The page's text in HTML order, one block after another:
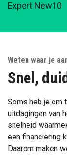
Expert New10
Weten waar je
Snel,
Soms heb je om
uitdagingen van
snelheid
een financiering
Daarom maken